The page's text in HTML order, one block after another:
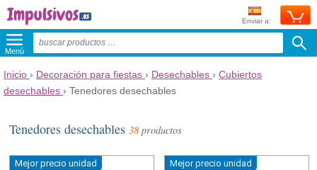
Enviar a:
Menú
Inicio › Decoración para fiestas › Desechables › Cubiertos
desechables › Tenedores desechables
Tenedores desechables38 productos
Mejor precio unidad Mejor precio unidad